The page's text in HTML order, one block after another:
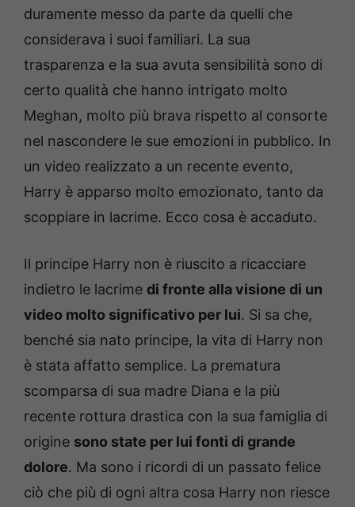
duramente messo da parte da quelli che
considerava i suoi familiari. La sua
trasparenza e la sua avuta sensibilità sono di
certo qualità che hanno intrigato molto
Meghan, molto più brava rispetto al consorte
nel nascondere le sue emozioni in pubblico. In
un video realizzato a un recente evento,
Harry è apparso molto emozionato, tanto da
scoppiare in lacrime. Ecco cosa è accaduto.
Il principe Harry non è riuscito a ricacciare
indietro le lacrime di fronte alla visione di un
video molto significativo per lui. Si sa che,
benché sia nato principe, la vita di Harry non
è stata affatto semplice. La prematura
scomparsa di sua madre Diana e la più
recente rottura drastica con la sua famiglia di
origine sono state per lui fonti di grande
dolore. Ma sono i ricordi di un passato felice
ciò che più di ogni altra cosa Harry non riesce